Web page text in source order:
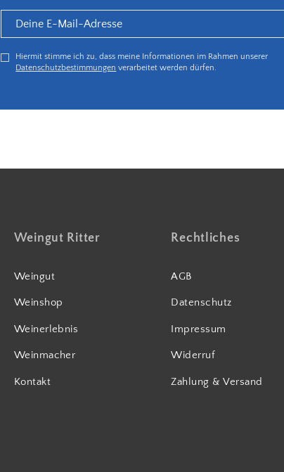
Hiermit stimme ich zu, dass meine Informationen im Rahmen unserer
Datenschutzbestimmungen verarbeitet werden dürfen.
Weingut Ritter
Weingut
Weinshop
Weinerlebnis
Weinmacher
Kontakt
Rechtliches
AGB
Datenschutz
Impressum
Widerruf
Zahlung & Versand